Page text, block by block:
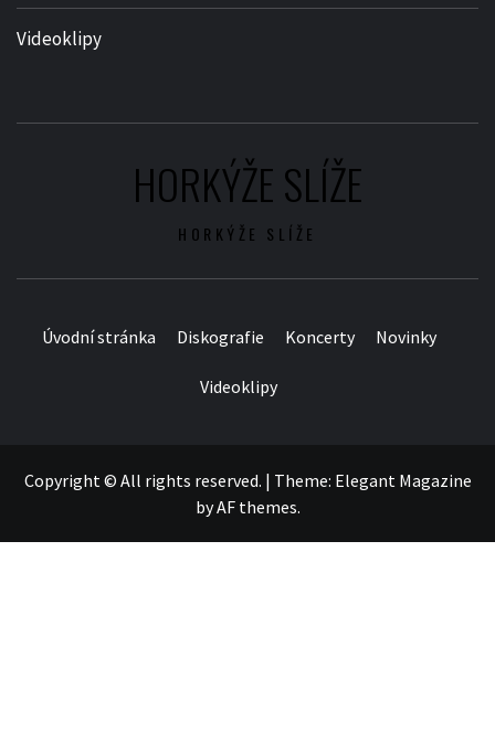
Videoklipy
HORKÝŽE SLÍŽE
HORKÝŽE SLÍŽE
Úvodní stránka Diskografie Koncerty Novinky
Videoklipy
Copyright © All rights reserved. | Theme: Elegant Magazine
byAF themes.